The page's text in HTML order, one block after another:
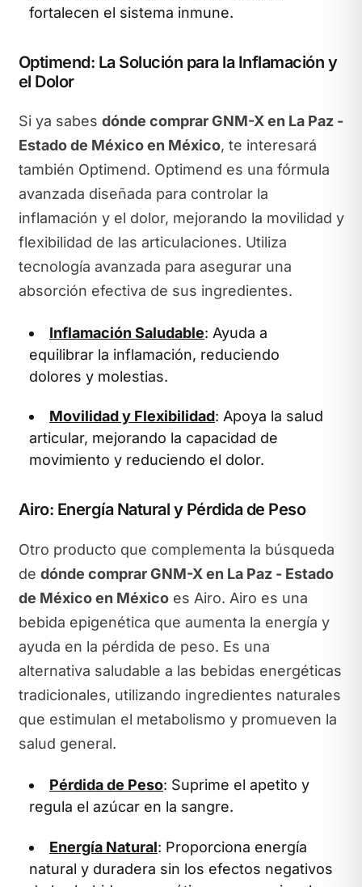
fortalecen el sistema inmune.
Optimend: La Solución para la Inflamación y
el Dolor
Si ya sabes dónde comprar GNM-X en La Paz -
Estado de México en México, te interesará
también Optimend. Optimend es una fórmula
avanzada diseñada para controlar la
inflamación y el dolor, mejorando la movilidad y
flexibilidad de las articulaciones. Utiliza
tecnología avanzada para asegurar una
absorción efectiva de sus ingredientes.
Inflamación Saludable: Ayuda a
equilibrar la inflamación, reduciendo
dolores y molestias.
Movilidad y Flexibilidad: Apoya la salud
articular, mejorando la capacidad de
movimiento y reduciendo el dolor.
Airo: Energía Natural y Pérdida de Peso
Otro producto que complementa la búsqueda
de dónde comprar GNM-X en La Paz - Estado
de México en Méxicoes Airo. Airo es una
bebida epigenética que aumenta la energía y
ayuda en la pérdida de peso. Es una
alternativa saludable a las bebidas energéticas
tradicionales, utilizando ingredientes naturales
que estimulan el metabolismo y promueven la
salud general.
Pérdida de Peso: Suprime el apetito y
regula el azúcar en la sangre.
Energía Natural: Proporciona energía
natural y duradera sin los efectos negativos